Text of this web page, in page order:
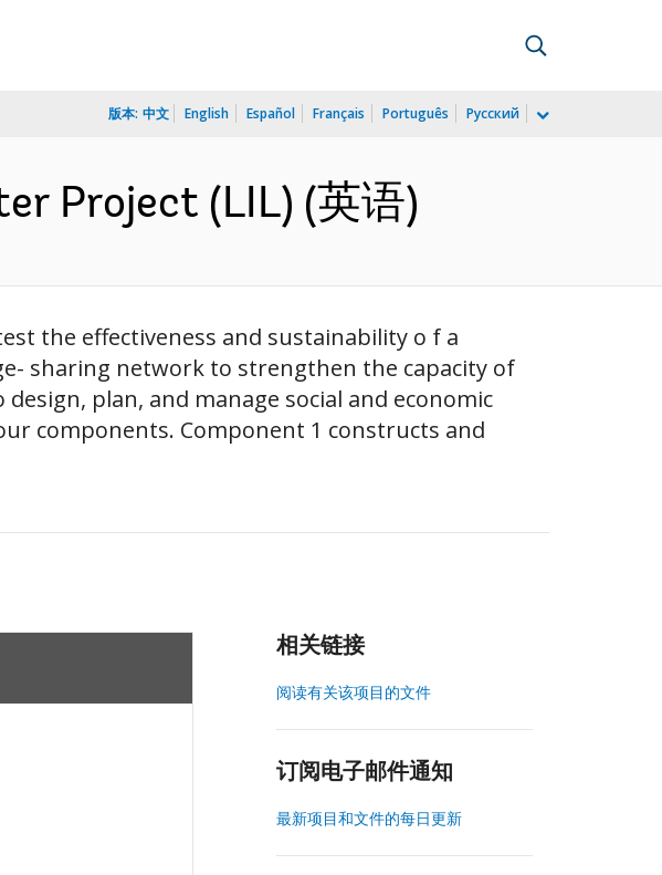
版本: 中文 English Español Français Português Русский
Project (LIL) (英语)
the effectiveness and sustainability o f a
sharing network to strengthen the capacity of
plan, and manage social and economic
components. Component 1 constructs and
相关链接
阅读有关该项目的文件
订阅电子邮件通知
最新项目和文件的每日更新